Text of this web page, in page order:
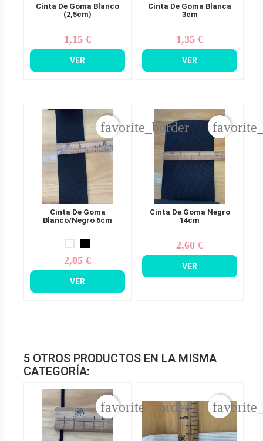
Cinta De Goma Blanco
(2,5cm)
Precio
1,15 €
VER
Cinta De Goma Blanca
3cm
Precio
1,35 €
VER
Cinta De Goma
Blanco/Negro 6cm
Precio
2,05 €
VER
favorite_border
Cinta De Goma Negro
14cm
Precio
2,60 €
VER
5 OTROS PRODUCTOS EN LA MISMA
CATEGORÍA:
favorite_border